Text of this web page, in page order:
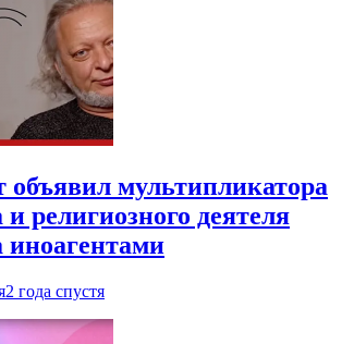
мультипликатора
и религиозного деятеля
иноагентами
2 года спустя